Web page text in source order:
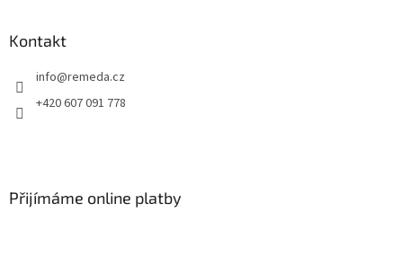
Kontakt
info@remeda.cz
+420 607 091 778
Přijímáme online platby